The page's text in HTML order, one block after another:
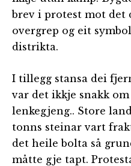
brev i protest mot det
overgrep og eit
distrikta.
I tillegg stansa dei
var det ikkje snakk
lenkegjeng.. Store
tonns steinar vart
det heile bolta så
måtte gje tapt.